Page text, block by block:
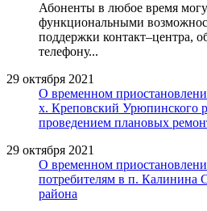
Абоненты в любое время
функциональными
поддержки контакт–центра,
телефону...
29 октября 2021
О временном
х. Креповский Урюпинского
проведением плановых
29 октября 2021
О временном
потребителям в п. Калинина
района